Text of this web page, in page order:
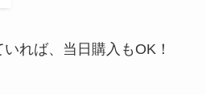
れば、当日購入もOK！